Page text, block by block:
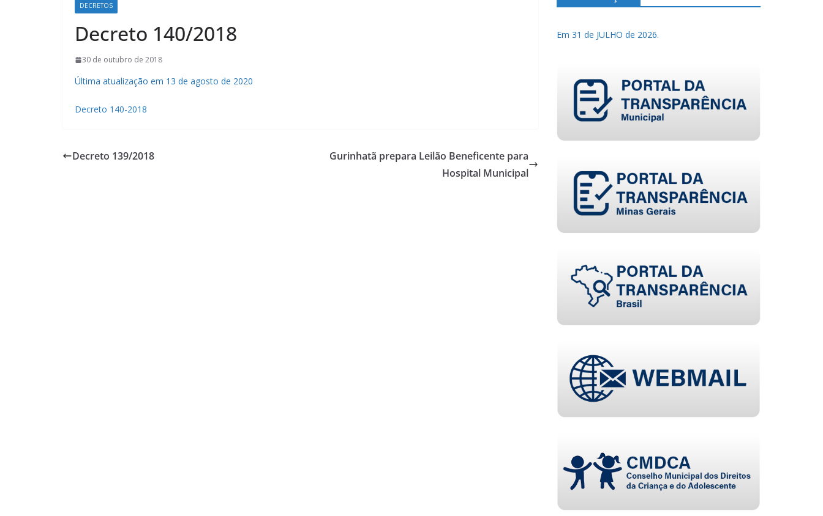
DECRETOS
Decreto 140/2018
30 de outubro de 2018
Última atualização em 13 de agosto de 2020
Decreto 140-2018
Decreto 139/2018
Gurinhatã prepara Leilão Beneficente para
Hospital Municipal
Em 31 de JULHO de 2026.